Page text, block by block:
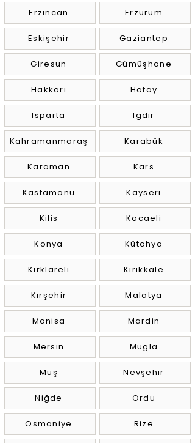
Erzincan
Eskişehir
Giresun
Hakkari
Isparta
Kahramanmaraş
Karaman
Kastamonu
Kilis
Konya
Kırklareli
Kırşehir
Manisa
Mersin
Muş
Niğde
Osmaniye
Erzurum
Gaziantep
Gümüşhane
Hatay
Iğdır
Karabük
Kars
Kayseri
Kocaeli
Kütahya
Kırıkkale
Malatya
Mardin
Muğla
Nevşehir
Ordu
Rize